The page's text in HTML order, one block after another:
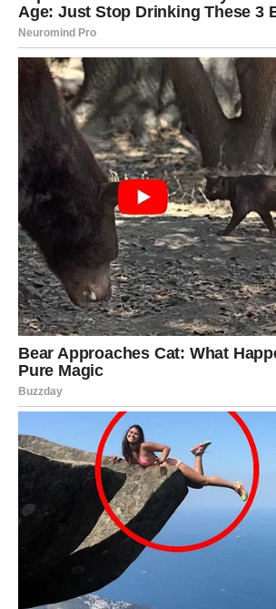
Rak
Rakovima petak donosi unutrašnji mir.
opterećivao prethodnih dana konačno
podrška bliskih ljudi pomoći će vam da
samopouzdanja nastavite dalje.
Na emotivnom planu partner će vam
pažnje i razumevanja. Slobodni Rakovi
osobu koja vraća veru u iskrene
Lav
Lavovima predstoji jedan od najlepših
vreme. Poslovni uspeh ili veoma dobra
budete ponosni na ono što ste postigli.
prijatno iznenađenje kada su finansije u
Na ljubavnom planu očekuje vas mnogo
ste slobodni, jedan susret mogao bi
posebne ljubavne priče.
Devica
Device će tokom petka imati priliku da